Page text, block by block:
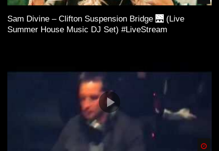
Sam Divine – Clifton Suspension Bridge 🌉 (Live
Summer House Music DJ Set) #LiveStream